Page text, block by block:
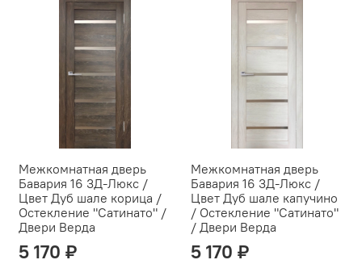
Межкомнатная дверь
Бавария 16 3Д-Люкс /
Цвет Дуб шале корица /
Остекление "Сатинато" /
Двери Верда
5 170 ₽
Межкомнатная дверь
Бавария 16 3Д-Люкс /
Цвет Дуб шале капучино
/ Остекление "Сатинато"
/ Двери Верда
5 170 ₽